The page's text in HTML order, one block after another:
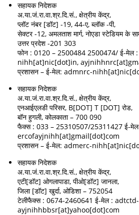
सहायक निदेशक
अ.या.जं.रा.वा.श्र.दि.सं., क्षेत्रीय केंद्र,
प्लॉट नंबर [डॉट] -19, 44-ए, ब्लॉक -पी,
सेक्टर -12, अमलताश मार्ग, नोएडा स्टेडियम के
उत्तर प्रदेश -201 303
फोन : 0120 – 2500484 2500474/ ई-मेल
nihh[at]nic[dot]in,
प्रशासन – ई-मेल: admnrc-
सहायक निदेशक
अ.या.जं.रा.वा.श्र.दि.सं., क्षेत्रीय केंद्र,
एनआईएलडी परिसर, B[DOT] T [DOT] रोड,
बॉन हुगली, कोलकाता – 700 090
फैक्स : 033 – 25310507/25311427 ई-
ercofayjnihh[at]gmail[dot]com
प्रशासन – ई-मेल: admerc-
सहायक निदेशक
अ.या.जं.रा.वा.श्र.दि.सं., क्षेत्रीय केंद्र,
एटी[डॉट] ओगलापाडा, पीओ[डॉट] जानला,
जिला [डॉट] खुर्दा, ओडिशा – 752054
टेलीफैक्स : 0674-2460641 ई-मेल :
ayjnihhbbsr[at]yahoo[dot]com